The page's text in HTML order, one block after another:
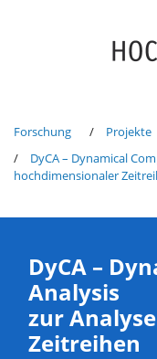
Forschung
Projekte
DyCA – Dynamical
hochdimensionaler
DyCA –
Analysis
zur
Zeitreihen